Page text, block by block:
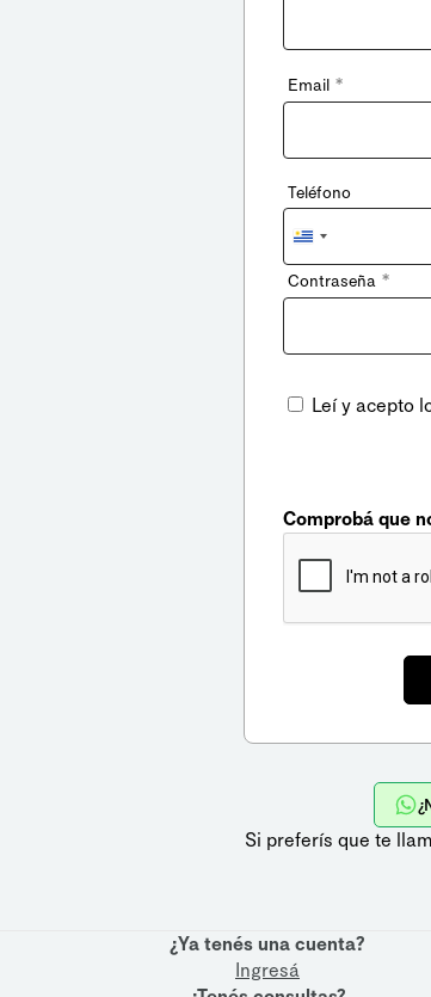
Email *
Teléfono
Uruguay
+598
Contraseña *
Leí y acepto
Comprobá que
Si preferís que te
¿Ya tenés una cuenta?
Ingresá